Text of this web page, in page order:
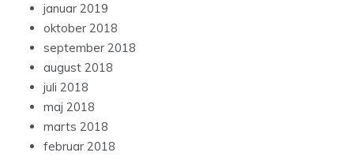
januar 2019
oktober 2018
september 2018
august 2018
juli 2018
maj 2018
marts 2018
februar 2018